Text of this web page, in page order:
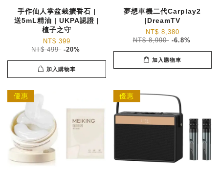
手作仙人掌盆栽擴香石 |
送5mL精油 | UKPA認證 |
植子之守
NT$ 399
NT$ 499 -20%
加入購物車
夢想車機二代Carplay2
|DreamTV
NT$ 8,380
NT$ 8,990 -6.8%
加入購物車
優惠 優惠